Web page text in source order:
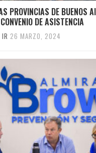
PROVINCIAS DE BUENOS
DE ASISTENCIA
IR 26 MARZO, 2024